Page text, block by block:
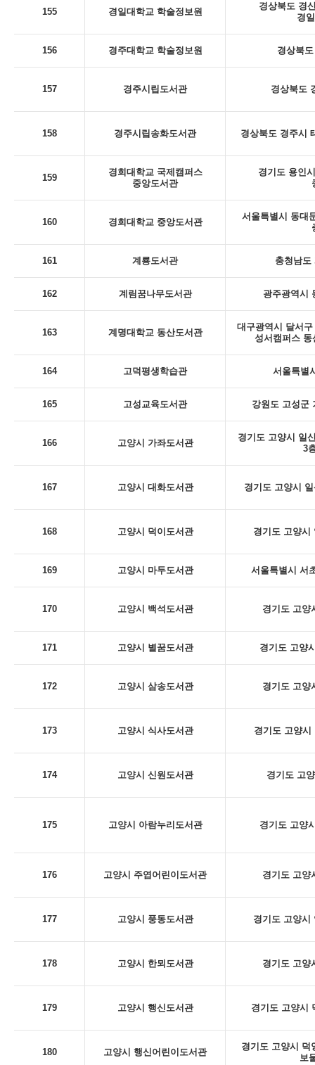
155 경일대학교 학술정보원
경상북도 경
경
156 경주대학교 학술정보원 경상북
157 경주시립도서관 경상북도
158 경주시립송화도서관 경상북도 경주시
159
경희대학교 국제캠퍼스
중앙도서관
경기도 용인
160 경희대학교 중앙도서관
서울특별시 동대
161 계룡도서관 충청남도
162 계림꿈나무도서관 광주광역시
163 계명대학교 동산도서관
대구광역시 달서
성서캠퍼스 동
164 고덕평생학습관 서울특별
165 고성교육도서관 강원도 고성군
166 고양시 가좌도서관
경기도 고양시 일
3
167 고양시 대화도서관 경기도 고양시
168 고양시 덕이도서관 경기도 고양시
169 고양시 마두도서관 서울특별시 서
170 고양시 백석도서관 경기도 고양
171 고양시 별꿈도서관 경기도 고양
172 고양시 삼송도서관 경기도 고양
173 고양시 식사도서관 경기도 고양시
174 고양시 신원도서관 경기도 고
175 고양시 아람누리도서관 경기도 고양
176 고양시 주엽어린이도서관 경기도 고양
177 고양시 풍동도서관 경기도 고양시
178 고양시 한뫼도서관 경기도 고양
179 고양시 행신도서관 경기도 고양시
180 고양시 행신어린이도서관
경기도 고양시 덕
보